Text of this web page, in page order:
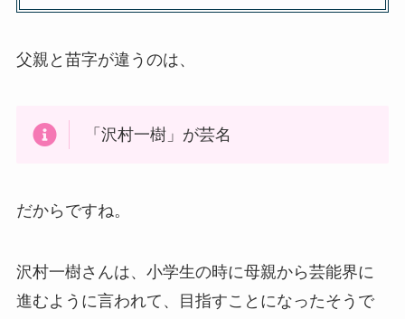
父親と苗字が違うのは、
「沢村一樹」が芸名
だからですね。
沢村一樹さんは、小学生の時に母親から芸能界に
進むように言われて、目指すことになったそうで